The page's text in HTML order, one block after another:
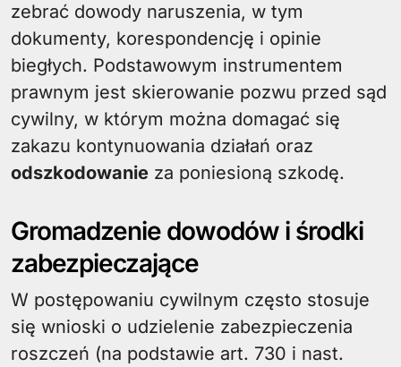
zebrać dowody naruszenia, w tym
dokumenty, korespondencję i opinie
biegłych. Podstawowym instrumentem
prawnym jest skierowanie pozwu przed sąd
cywilny, w którym można domagać się
zakazu kontynuowania działań oraz
odszkodowanie za poniesioną szkodę.
Gromadzenie dowodów i środki
zabezpieczające
W postępowaniu cywilnym często stosuje
się wnioski o udzielenie zabezpieczenia
roszczeń (na podstawie art. 730 i nast.